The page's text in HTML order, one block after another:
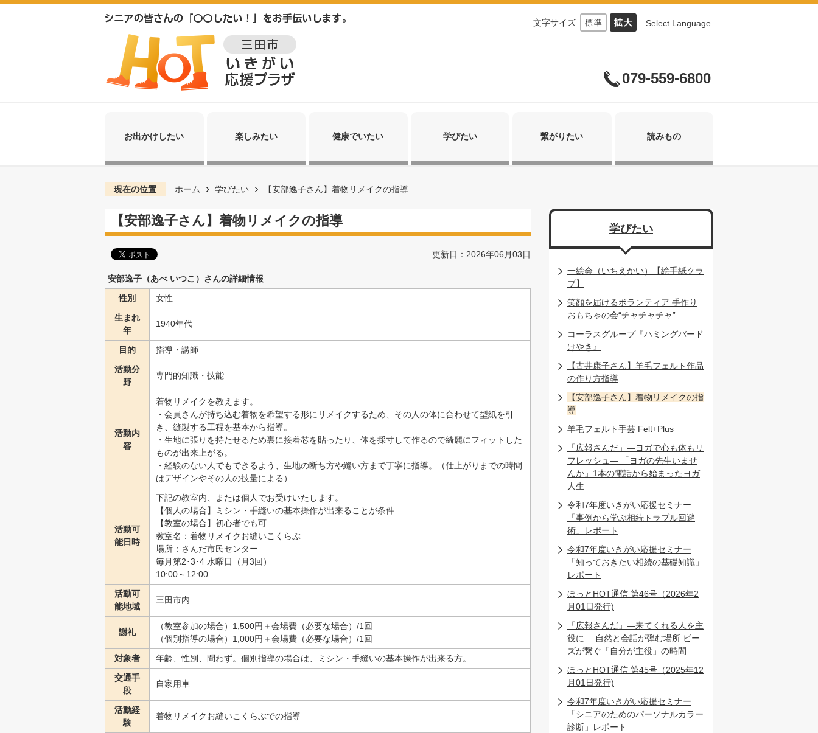
文字サイズ Select Language
079-559-6800
お出かけしたい 楽しみたい 健康でいたい 学びたい 繋がりたい 読みもの
現在の位置 ホーム 学びたい 【安部逸子さん】着物リメイクの指導
【安部逸子さん】着物リメイクの指導
更新日：2026年06月03日
安部逸子（あべ いつこ）さんの詳細情報
性別
女性
生まれ
年
1940年代
目的
指導・講師
活動分
野
専門的知識・技能
活動内
容
着物リメイクを教えます。
・会員さんが持ち込む着物を希望する形にリメイクするため、その人の体に合わせて型紙を引
き、縫製する工程を基本から指導。
・生地に張りを持たせるため裏に接着芯を貼ったり、体を採寸して作るので綺麗にフィットした
ものが出来上がる。
・経験のない人でもできるよう、生地の断ち方や縫い方まで丁寧に指導。（仕上がりまでの時間
はデザインやその人の技量による）
活動可
能日時
下記の教室内、または個人でお受けいたします。
【個人の場合】ミシン・手縫いの基本操作が出来ることが条件
【教室の場合】初心者でも可
教室名：着物リメイクお縫いこくらぶ
場所：さんだ市民センター
毎月第2･3･4 水曜日（月3回）
10:00～12:00
活動可
能地域
三田市内
謝礼
（教室参加の場合）1,500円＋会場費（必要な場合）/1回
（個別指導の場合）1,000円＋会場費（必要な場合）/1回
対象者
年齢、性別、問わず。個別指導の場合は、ミシン・手縫いの基本操作が出来る方。
交通手
段
自家用車
活動経
験
着物リメイクお縫いこくらぶでの指導
学びたい
一絵会（いちえかい）【絵手紙クラ
ブ】
笑顔を届けるボランティア 手作り
おもちゃの会“チャチャチャ”
コーラスグループ『ハミングバード
けやき』
【古井康子さん】羊毛フェルト作品
の作り方指導
【安部逸子さん】着物リメイクの指
導
羊毛フェルト手芸 Felt+Plus
「広報さんだ」―ヨガで心も体もリ
フレッシュ― 「ヨガの先生いませ
んか」1本の電話から始まったヨガ
人生
令和7年度いきがい応援セミナー
「事例から学ぶ相続トラブル回避
術」レポート
令和7年度いきがい応援セミナー
「知っておきたい相続の基礎知識」
レポート
ほっとHOT通信 第46号（2026年2
月01日発行)
「広報さんだ」―来てくれる人を主
役に― 自然と会話が弾む場所 ビー
ズが繋ぐ「自分が主役」の時間
ほっとHOT通信 第45号（2025年12
月01日発行)
令和7年度いきがい応援セミナー
「シニアのためのパーソナルカラー
診断」レポート